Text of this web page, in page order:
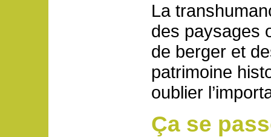
La
des paysages
de berger et
patrimoine
oublier
Ça se